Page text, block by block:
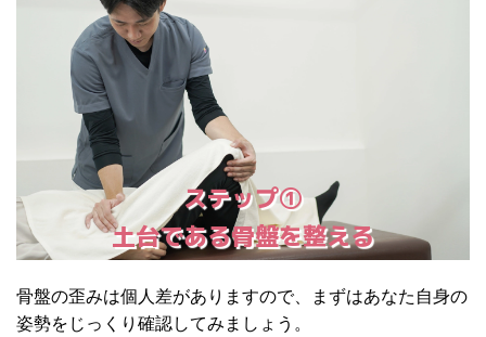
ステップ①
土台である骨盤を整える
骨盤の歪みは個人差がありますので、まずはあなた自身の
姿勢をじっくり確認してみましょう。